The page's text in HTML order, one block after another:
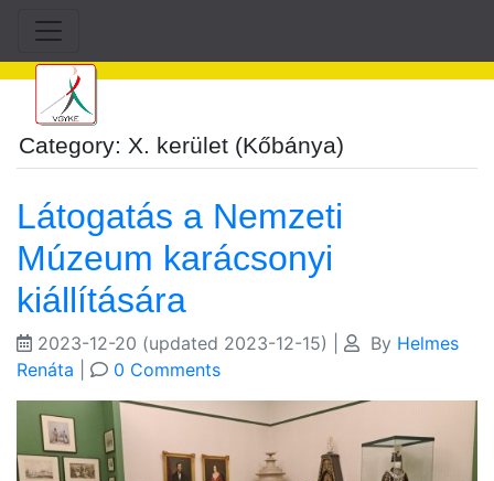
Category: X. kerület (Kőbánya)
Látogatás a Nemzeti
Múzeum karácsonyi
kiállítására
2023-12-20 (updated 2023-12-15) By Helmes
Renáta
0 Comments